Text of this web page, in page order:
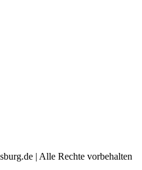
| Alle Rechte vorbehalten